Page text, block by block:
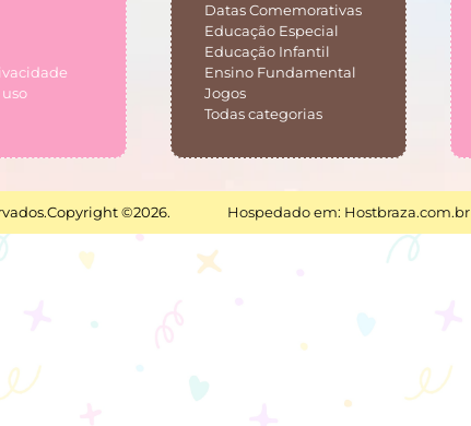
Datas Comemorativas
Educação Especial
Educação Infantil
Ensino Fundamental
Jogos
Todas categorias
Copyright ©2026. Hospedado em: Hostbraza.com.br